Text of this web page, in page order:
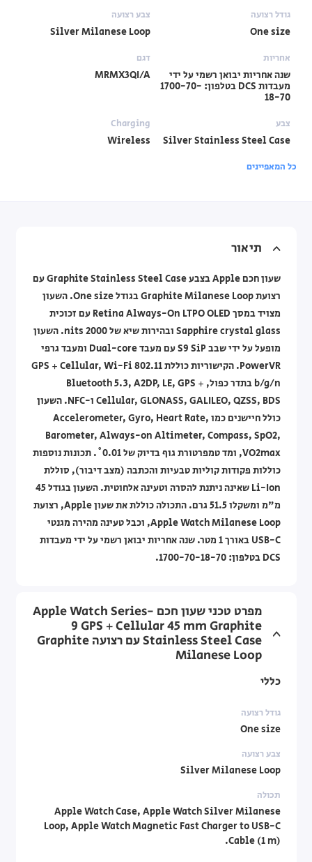
גודל רצועה
One size
צבע רצועה
Silver Milanese Loop
אחריות
שנה אחריות יבואן רשמי על ידי
מעבדות DCS בטלפון: 1700-70-
18-70
דגם
MRMX3QI/A
צבע
Silver Stainless Steel Case
Charging
Wireless
כל המאפיינים
תיאור
שעון חכם Apple בצבע Graphite Stainless Steel Case עם
רצועת Graphite Milanese Loop בגודל One size. השעון
מצויד במסך Retina Always-On LTPO OLED עם זכוכית
Sapphire crystal glass ובהירות שיא של 2000 nits. השעון
מופעל על ידי שבב S9 SiP עם מעבד Dual-core ומעבד גרפי
PowerVR. הקישוריות כוללת GPS + Cellular, Wi-Fi 802.11
b/g/n בתדר כפול, Bluetooth 5.3, A2DP, LE, GPS +
Cellular, GLONASS, GALILEO, QZSS, BDS ו-NFC. השעון
כולל חיישנים כמו Accelerometer, Gyro, Heart Rate,
Barometer, Always-on Altimeter, Compass, SpO2,
VO2max, ומד טמפרטורת גוף בדיוק של 0.01˚. תכונות נוספות
כוללות פקודות קוליות טבעיות והכתבה (מצב דיבור), סוללת
Li-Ion שאינה ניתנת להסרה וטעינה אלחוטית. השעון בגודל 45
מ"מ ומשקלו 51.5 גרם. התכולה כוללת את שעון Apple, רצועת
Apple Watch Milanese Loop, וכבל טעינה מהירה מגנטי
USB-C באורך 1 מטר. שנה אחריות יבואן רשמי על ידי מעבדות
DCS בטלפון: 1700-70-18-70.
מפרט טכני שעון חכם Apple Watch Series-
9 GPS + Cellular 45 mm Graphite
Stainless Steel Case עם רצועה Graphite
Milanese Loop
כללי
גודל רצועה
One size
צבע רצועה
Silver Milanese Loop
תכולה
Apple Watch Case, Apple Watch Silver Milanese
Loop, Apple Watch Magnetic Fast Charger to USB-C
Cable (1 m).